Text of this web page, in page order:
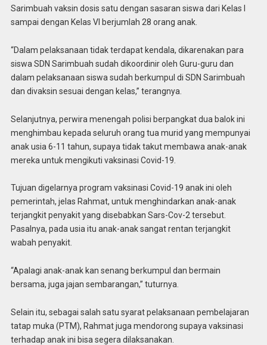
Sarimbuah vaksin dosis satu dengan sasaran siswa dari Kelas I
sampai dengan Kelas VI berjumlah 28 orang anak.
“Dalam pelaksanaan tidak terdapat kendala, dikarenakan para
siswa SDN Sarimbuah sudah dikoordinir oleh Guru-guru dan
dalam pelaksanaan siswa sudah berkumpul di SDN Sarimbuah
dan divaksin sesuai dengan kelas,” terangnya.
Selanjutnya, perwira menengah polisi berpangkat dua balok ini
menghimbau kepada seluruh orang tua murid yang mempunyai
anak usia 6-11 tahun, supaya tidak takut membawa anak-anak
mereka untuk mengikuti vaksinasi Covid-19.
Tujuan digelarnya program vaksinasi Covid-19 anak ini oleh
pemerintah, jelas Rahmat, untuk menghindarkan anak-anak
terjangkit penyakit yang disebabkan Sars-Cov-2 tersebut.
Pasalnya, pada usia itu anak-anak sangat rentan terjangkit
wabah penyakit.
“Apalagi anak-anak kan senang berkumpul dan bermain
bersama, juga jajan sembarangan,” tuturnya.
Selain itu, sebagai salah satu syarat pelaksanaan pembelajaran
tatap muka (PTM), Rahmat juga mendorong supaya vaksinasi
terhadap anak ini bisa segera dilaksanakan.